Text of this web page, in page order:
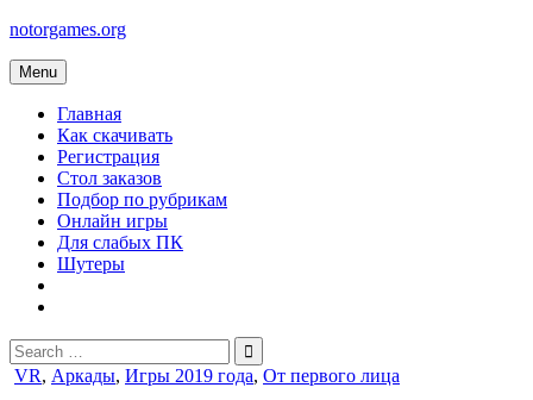
Skip
content
notorgames.org
Menu
Главная
Как скачивать
Регистрация
Стол заказов
Подбор по рубрикам
Онлайн игры
Для слабых ПК
Шутеры
Search
for:
Posted
VR, Аркады, Игры 2019 года, От первого лица